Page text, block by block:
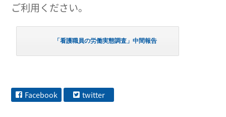
ご利用ください。
「看護職員の労働実態調査」中間報告
Facebook twitter